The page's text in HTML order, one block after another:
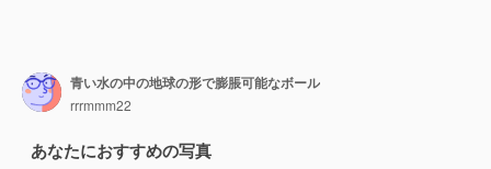
青い水の中の地球の形で膨脹可能なボール
rrrmmm22
あなたにおすすめの写真